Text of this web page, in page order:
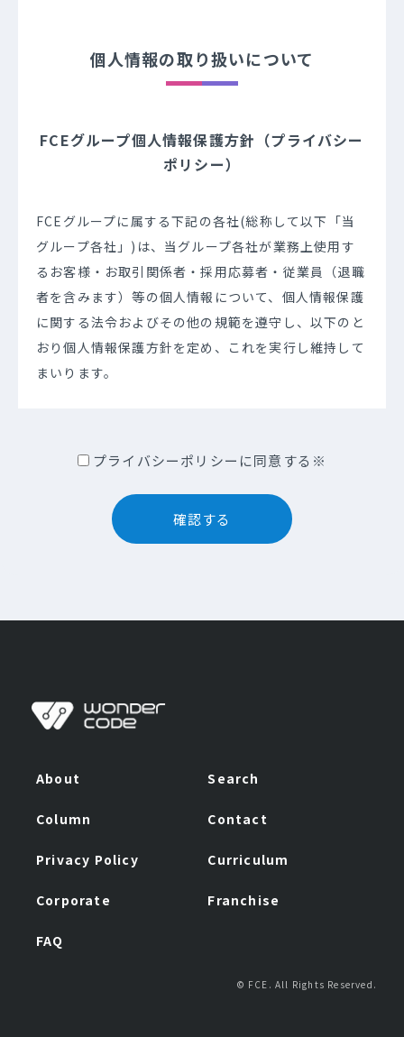
個人情報の取り扱いについて
FCEグループ個人情報保護方針（プライバシー
ポリシー）
FCEグループに属する下記の各社(総称して以下「当
グループ各社」)は、当グループ各社が業務上使用す
るお客様・お取引関係者・採用応募者・従業員（退職
者を含みます）等の個人情報について、個人情報保護
に関する法令およびその他の規範を遵守し、以下のと
おり個人情報保護方針を定め、これを実行し維持して
まいります。
・株式会社FCE（以下「当社」）
みます）等の識別に関わる情報、当グループ各社との
お取引に関わる情報、通信サービス上の行動履歴、そ
職者を含みます）等またはお客様・お取引関係者・採
連して生成または蓄積された情報であって、本ポリシ
ーに基づき当社が収集するものを意味するものとしま
記
プライバシーポリシーに同意する※
About Search
Column Contact
Privacy Policy Curriculum
Corporate Franchise
FAQ
© FCE. All Rights Reserved.